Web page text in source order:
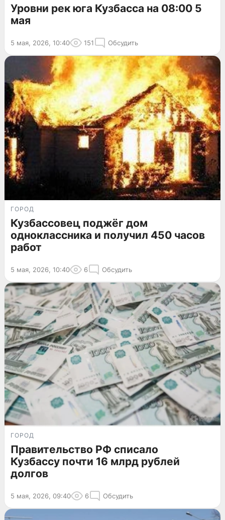
Уровни рек юга Кузбасса на 08:00 5
мая
5 мая, 2026, 10:40 151 Обсудить
ГОРОД
Кузбассовец поджёг дом
одноклассника и получил 450 часов
работ
5 мая, 2026, 10:40 6 Обсудить
ГОРОД
Правительство РФ списало
Кузбассу почти 16 млрд рублей
долгов
5 мая, 2026, 09:40 6 Обсудить